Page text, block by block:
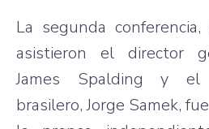
La segunda
asistieron el director
James Spalding y el
brasilero, Jorge Samek,